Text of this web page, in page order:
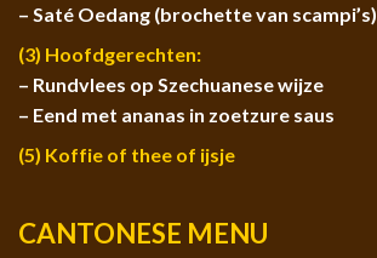
– Saté Oedang (brochette van scampi’s)
(3) Hoofdgerechten:
– Rundvlees op Szechuanese wijze
– Eend met ananas in zoetzure saus
(5) Koffie of thee of ijsje
CANTONESE MENU